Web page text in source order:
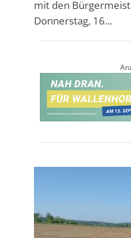
mit den
Donnerstag, 16...